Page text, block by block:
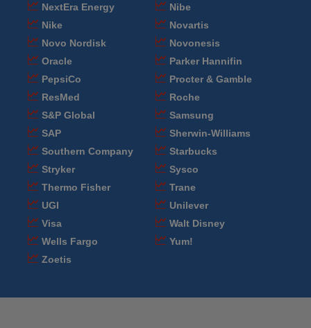
NextEra Energy
Nibe
Nike
Novartis
Novo Nordisk
Novonesis
Oracle
Parker Hannifin
PepsiCo
Procter & Gamble
ResMed
Roche
S&P Global
Samsung
SAP
Sherwin-Williams
Southern Company
Starbucks
Stryker
Sysco
Thermo Fisher
Trane
UGI
Unilever
Visa
Walt Disney
Wells Fargo
Yum!
Zoetis